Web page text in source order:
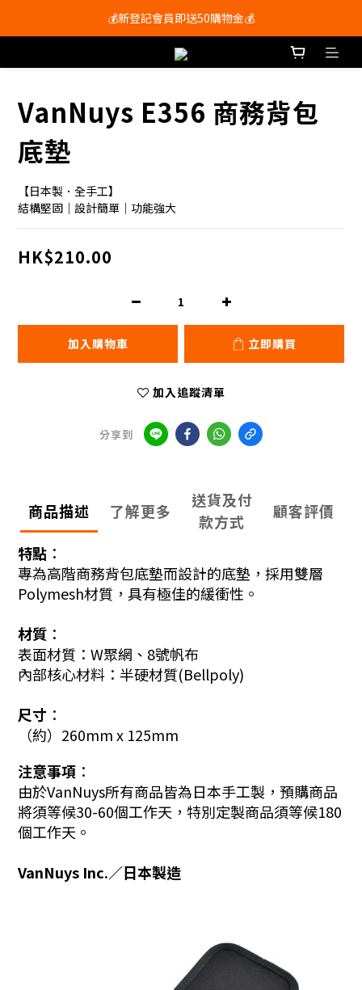
會員尊享購物滿$250即享免運費🚚
💰新登記會員即送50購物金💰
會員尊享購物滿$250即享免運費🚚
VanNuys E356 商務背包
底墊
【日本製．全手工】
結構堅固｜設計簡單｜功能強大
HK$210.00
加入購物車 立即購買
加入追蹤清單
分享到
商品描述 了解更多
送貨及付
款方式
顧客評價
特點︰
專為高階商務背包底墊而設計的底墊， 採用雙層
Polymesh材質， 具有極佳的緩衝性。
材質︰
表面材質：W聚網 、 8號帆布
內部核心材料：半硬材質(Bellpoly)
尺寸︰
（約）260mm x 125mm
注意事項︰
由於VanNuys所有商品皆為日本手工製，預購商品
將須等候30-60個工作天，特別定製商品須等候180
個工作天。
VanNuys Inc.／日本製造